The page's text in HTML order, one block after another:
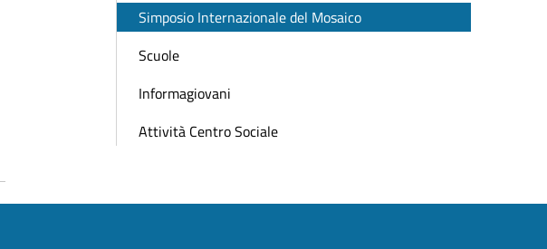
Simposio Internazionale del Mosaico
Scuole
Informagiovani
Attività Centro Sociale